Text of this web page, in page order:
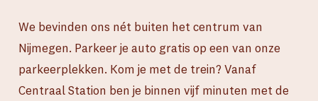
We bevinden ons nét buiten het centrum van
Nijmegen. Parkeer je auto gratis op een van onze
parkeerplekken. Kom je met de trein? Vanaf
Centraal Station ben je binnen vijf minuten met de